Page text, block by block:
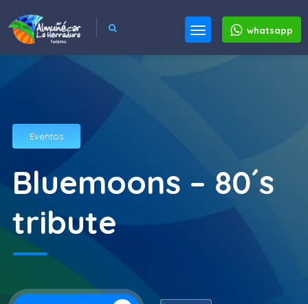
whatsapp
Eventos
Bluemoons – 80´s
tribute